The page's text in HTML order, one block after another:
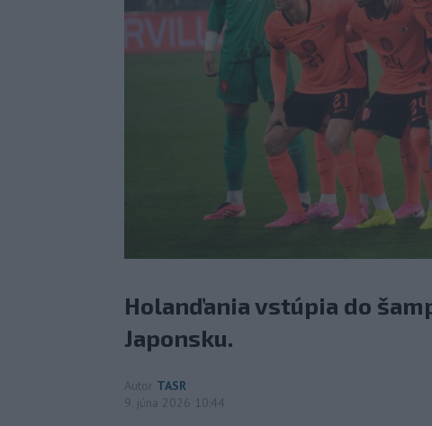
Holanďania vstúpia do
Japonsku.
Autor TASR
9. júna 2026 10:44